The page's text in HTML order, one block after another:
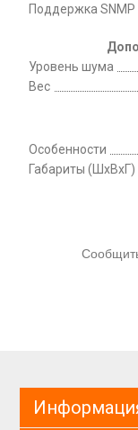
Поддержка SNMP
Уровень шума
Вес
Особенности
Габариты